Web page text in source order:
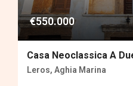
€550.000
Casa Neoclassica A
Leros, Aghia Marina